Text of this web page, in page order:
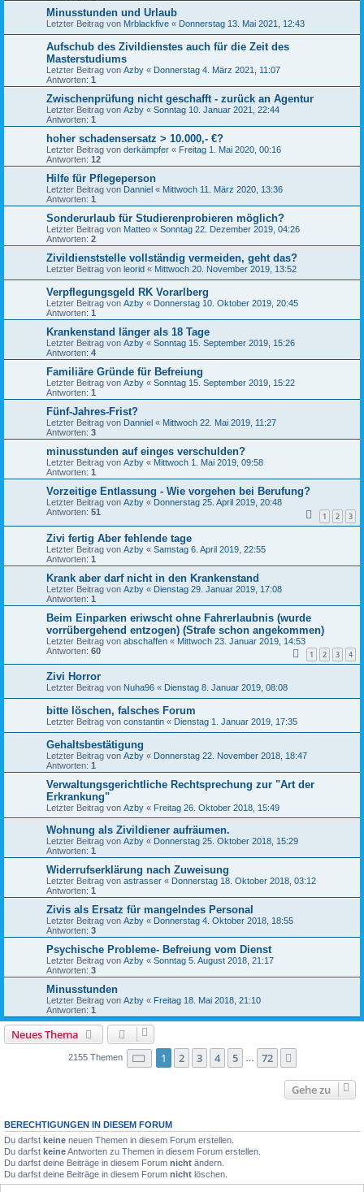
Minusstunden und Urlaub
Letzter Beitrag von Mrblackfive « Donnerstag 13. Mai 2021, 12:43
Aufschub des Zivildienstes auch für die Zeit des
Masterstudiums
Letzter Beitrag von Azby « Donnerstag 4. März 2021, 11:07
Antworten: 1
Zwischenprüfung nicht geschafft - zurück an Agentur
Letzter Beitrag von Azby « Sonntag 10. Januar 2021, 22:44
Antworten: 1
hoher schadensersatz > 10.000,- €?
Letzter Beitrag von derkämpfer « Freitag 1. Mai 2020, 00:16
Antworten: 12
Hilfe für Pflegeperson
Letzter Beitrag von Danniel « Mittwoch 11. März 2020, 13:36
Antworten: 1
Sonderurlaub für Studierenprobieren möglich?
Letzter Beitrag von Matteo « Sonntag 22. Dezember 2019, 04:26
Antworten: 2
Zivildienststelle vollständig vermeiden, geht das?
Letzter Beitrag von leorid « Mittwoch 20. November 2019, 13:52
Verpflegungsgeld RK Vorarlberg
Letzter Beitrag von Azby « Donnerstag 10. Oktober 2019, 20:45
Antworten: 1
Krankenstand länger als 18 Tage
Letzter Beitrag von Azby « Sonntag 15. September 2019, 15:26
Antworten: 4
Familiäre Gründe für Befreiung
Letzter Beitrag von Azby « Sonntag 15. September 2019, 15:22
Antworten: 1
Fünf-Jahres-Frist?
Letzter Beitrag von Danniel « Mittwoch 22. Mai 2019, 11:27
Antworten: 3
minusstunden auf einges verschulden?
Letzter Beitrag von Azby « Mittwoch 1. Mai 2019, 09:58
Antworten: 1
Vorzeitige Entlassung - Wie vorgehen bei Berufung?
Letzter Beitrag von Azby « Donnerstag 25. April 2019, 20:48
Antworten: 51 1 2 3
Zivi fertig Aber fehlende tage
Letzter Beitrag von Azby « Samstag 6. April 2019, 22:55
Antworten: 1
Krank aber darf nicht in den Krankenstand
Letzter Beitrag von Azby « Dienstag 29. Januar 2019, 17:08
Antworten: 1
Beim Einparken eriwscht ohne Fahrerlaubnis (wurde
vorrübergehend entzogen) (Strafe schon angekommen)
Letzter Beitrag von abschaffen « Mittwoch 23. Januar 2019, 14:53
Antworten: 60 1 2 3 4
Zivi Horror
Letzter Beitrag von Nuha96 « Dienstag 8. Januar 2019, 08:08
bitte löschen, falsches Forum
Letzter Beitrag von constantin « Dienstag 1. Januar 2019, 17:35
Gehaltsbestätigung
Letzter Beitrag von Azby « Donnerstag 22. November 2018, 18:47
Antworten: 1
Verwaltungsgerichtliche Rechtsprechung zur "Art der
Erkrankung"
Letzter Beitrag von Azby « Freitag 26. Oktober 2018, 15:49
Wohnung als Zivildiener aufräumen.
Letzter Beitrag von Azby « Donnerstag 25. Oktober 2018, 15:29
Antworten: 1
Widerrufserklärung nach Zuweisung
Letzter Beitrag von astrasser « Donnerstag 18. Oktober 2018, 03:12
Antworten: 1
Zivis als Ersatz für mangelndes Personal
Letzter Beitrag von Azby « Donnerstag 4. Oktober 2018, 18:55
Antworten: 3
Psychische Probleme- Befreiung vom Dienst
Letzter Beitrag von Azby « Sonntag 5. August 2018, 21:17
Antworten: 3
Minusstunden
Letzter Beitrag von Azby « Freitag 18. Mai 2018, 21:10
Antworten: 1
Neues Thema
2155 Themen Seite 1von 72
1 2 3 4 5 … 72
Gehe zu
BERECHTIGUNGEN IN DIESEM FORUM
Du darfst keine neuen Themen in diesem Forum erstellen.
Du darfst keineAntworten zu Themen in diesem Forum erstellen.
Du darfst deine Beiträge in diesem Forum nicht ändern.
Du darfst deine Beiträge in diesem Forum nicht löschen.